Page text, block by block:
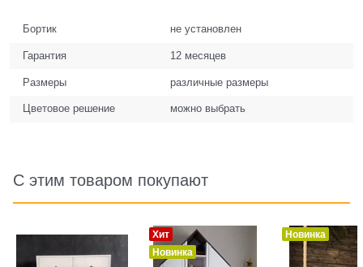
Бортик не установлен
Гарантия 12 месяцев
Размеры различные размеры
Цветовое решение можно выбрать
С этим товаром покупают
Хит
Новинка
Новинка